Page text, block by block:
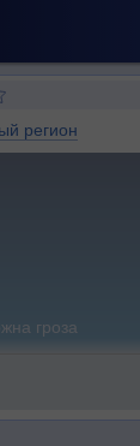
регион
гроза